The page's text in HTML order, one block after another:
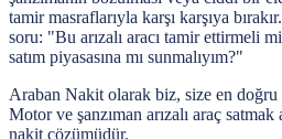
tamir masraflarıyla karşı karşıya
soru: "Bu arızalı aracı tamir ettirmeli
satım piyasasına mı sunmalıyım?"
Araban Nakit olarak biz, size en doğru
Motor ve şanzıman arızalı araç
nakit çözümüdür.